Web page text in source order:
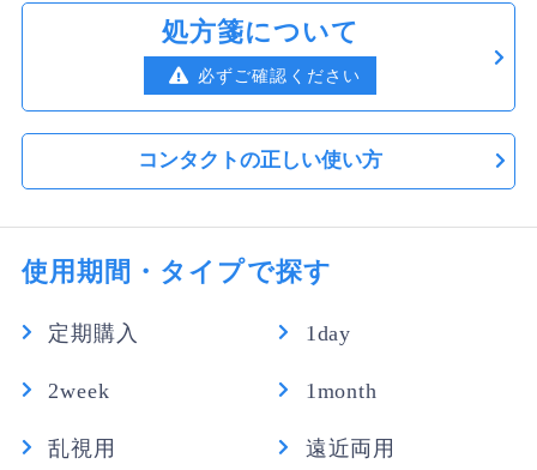
早く届いて安いのがやはり良かったです。キャンセル対
応を1度してしまって申し訳なかったのですが、すぐ対
応してださいました。ありがとうございました
届くの早くて助かりました??
最近までアイシティの欲しい時便を利用していました
切らしてしまっていて困ってたので助かりました。処方
お安い…！！また利用します。
じぃちゃん さん
他の店と比べて
【送料無料】ワンデーアキュビューモイス
ト乱視用（遠視用） 2箱
6,880円（税込）
1箱あたり
3,440円
【送料無料】ワンデーアキュビューモイス
ト乱視用（遠視用） 4箱
13,280円（税込）
1箱あたり
3,320円
【送料無料】ワンデーアキュビューモイス
ト乱視用（遠視用） 6箱
3,310円
処方箋について
必ずご確認ください
コンタクトの正しい使い方
使用期間・タイプで探す
定期購入 1day
2week 1month
乱視用 遠近両用